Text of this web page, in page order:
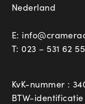
Nederland
E:
T: 023 – 531 62 55
KvK-nummer :
BTW-